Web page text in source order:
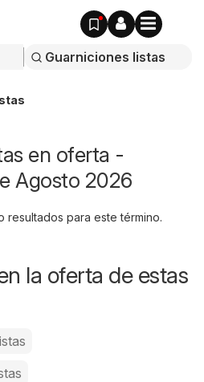
en oferta -
Agosto 2026
resultados para este término.
la oferta de estas